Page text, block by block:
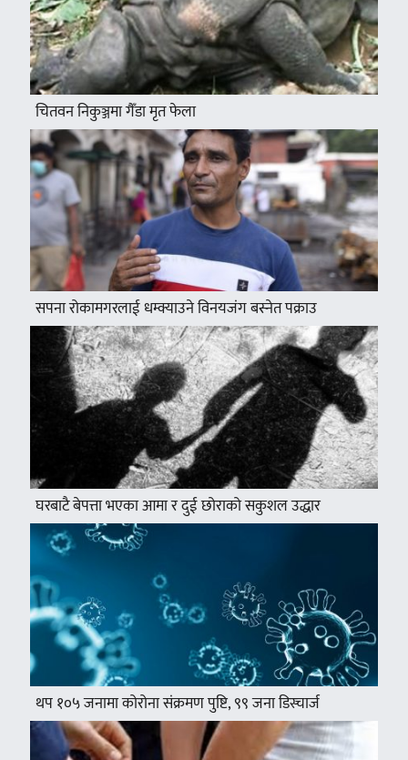
चितवन निकुञ्जमा गैँडा मृत फेला
सपना रोकामगरलाई धम्क्याउने विनयजंग बस्नेत पक्राउ
घरबाटै बेपत्ता भएका आमा र दुई छोराको सकुशल उद्धार
थप १०५ जनामा कोरोना संक्रमण पुष्टि, ९९ जना डिस्चार्ज